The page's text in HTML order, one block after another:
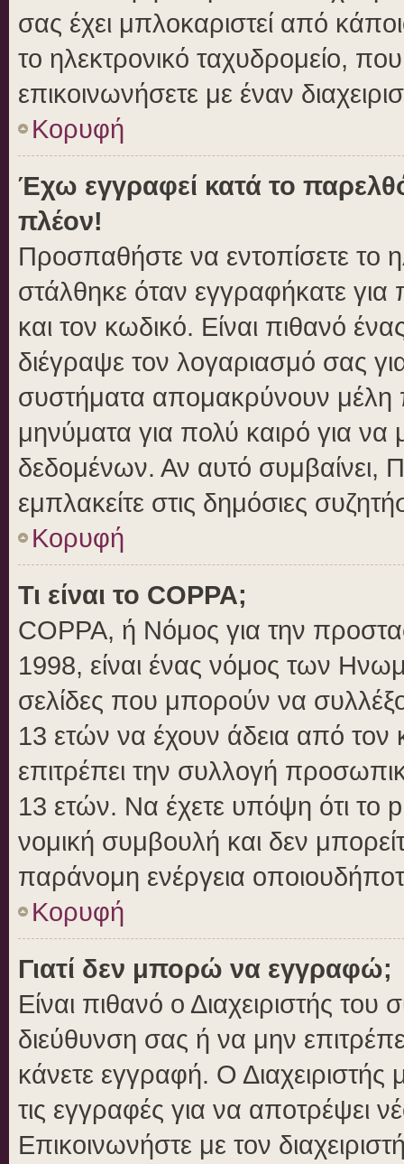
σας έχει μπλοκαριστεί από
το ηλεκτρονικό ταχυδρομείο,
επικοινωνήσετε με έναν
Κορυφή
Έχω εγγραφεί κατά το
πλέον!
Προσπαθήστε να εντοπίσετε το
στάλθηκε όταν εγγραφήκατε
και τον κωδικό. Είναι πιθανό
διέγραψε τον λογαριασμό σας
συστήματα απομακρύνουν μέλη
μηνύματα για πολύ καιρό για
δεδομένων. Αν αυτό συμβαίνει,
εμπλακείτε στις δημόσιες
Κορυφή
Τι είναι το COPPA;
COPPA, ή Νόμος για την
1998, είναι ένας νόμος των
σελίδες που μπορούν να
13 ετών να έχουν άδεια από τον
επιτρέπει την συλλογή
13 ετών. Να έχετε υπόψη ότι το
νομική συμβουλή και δεν
παράνομη ενέργεια
Κορυφή
Γιατί δεν μπορώ να εγγραφώ;
Είναι πιθανό ο Διαχειριστής του
διεύθυνση σας ή να μην
κάνετε εγγραφή. Ο Διαχειριστής
τις εγγραφές για να αποτρέψει
Επικοινωνήστε με τον